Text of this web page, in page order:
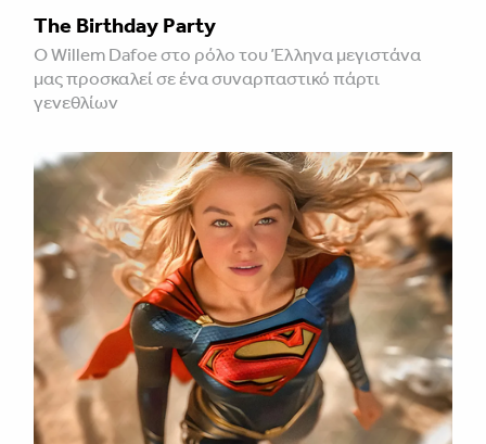
The Birthday Party
Ο Willem Dafoe στο ρόλο του Έλληνα μεγιστάνα
μας προσκαλεί σε ένα συναρπαστικό πάρτι
γενεθλίων